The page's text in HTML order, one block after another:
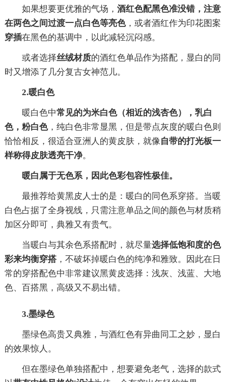
如果想要更优雅的气场， 酒红色配黑色准没错，注意
在两色之间过渡一点白色等亮色，或者酒红作为印花图案
穿插在黑色的基调中，以此减轻沉闷感。
或者选择丝绒材质的酒红色单品作为搭配，显白的同
时又增添了几分复古女神范儿。
2.暖白色
暖白色中常见的为米白色（相近的浅杏色），乳白
色，粉白色，纯白色非常显黑，但是带点灰度的暖白色则
恰恰相反，很适合亚洲人的黄皮肤，就像 自带的打光板一
样称得皮肤透亮干净。
暖白属于无色系，因此色彩包容性极佳。
最推荐给黄黑皮人士的是：暖白的同色系穿搭。当暖
白色占据了全身视线，只需注意单品之间的颜色与材质稍
加区分即可，典雅又有贵气。
当暖白与其余色系搭配时，就尽量选择低饱和度的色
彩来均衡穿搭，不破坏掉暖白色的纯净和雅致。因此在日
常的穿搭配色中非常建议黑黄皮选择：浅灰、浅蓝、大地
色、百搭黑，高级又不易出错。
3.墨绿色
墨绿色高贵又典雅，与酒红色有异曲同工之妙，显白
的效果惊人。
但在墨绿色单独搭配中，想要避免老气，选择的款式